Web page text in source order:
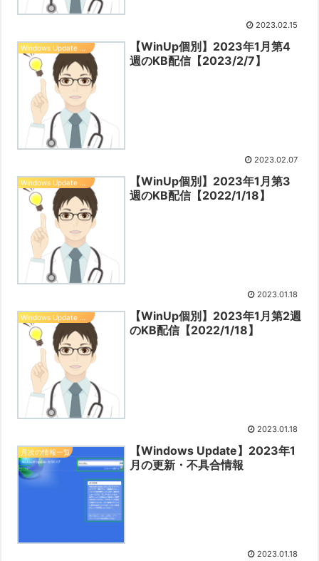
2023.02.15
【WinUp個別】2023年1月第4
週のKB配信【2023/2/7】
2023.02.07
【WinUp個別】2023年1月第3
週のKB配信【2022/1/18】
2023.01.18
【WinUp個別】2023年1月第2週
のKB配信【2022/1/18】
2023.01.18
月次の情報一覧
【Windows Update】2023年1
月の更新・不具合情報
2023.01.18